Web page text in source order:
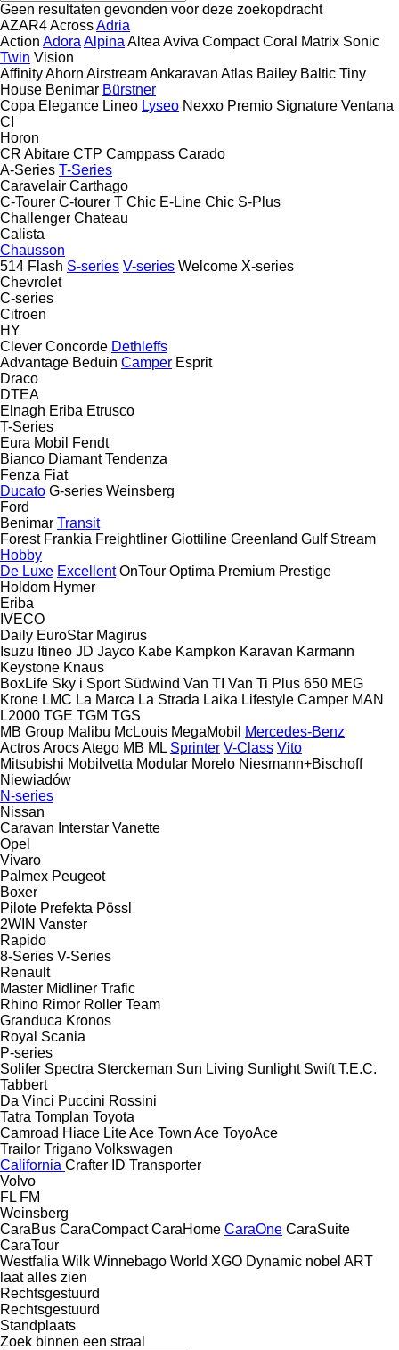
Geen resultaten gevonden voor deze zoekopdracht
AZAR4AcrossAdria
Action Adora Alpina Altea Aviva Compact Coral Matrix Sonic
Twin Vision
AffinityAhorn AirstreamAnkaravan Atlas Bailey Baltic Tiny
House Benimar Bürstner
Copa Elegance Lineo Lyseo Nexxo Premio Signature Ventana
CI
Horon
CR Abitare CTP Camppass Carado
A-Series T-Series
Caravelair Carthago
C-Tourer C-tourer T Chic E-Line Chic S-Plus
Challenger Chateau
Calista
Chausson
514 Flash S-series V-series Welcome X-series
Chevrolet
C-series
Citroen
HY
Clever Concorde Dethleffs
Advantage Beduin Camper Esprit
Draco
DTEA
Elnagh Eriba Etrusco
T-Series
Eura Mobil
Fendt
Bianco Diamant Tendenza
Fenza Fiat
Ducato G-series Weinsberg
Ford
Benimar Transit
Forest Frankia Freightliner Giottiline Greenland Gulf Stream
Hobby
De Luxe Excellent OnTour Optima Premium Prestige
Holdom Hymer
Eriba
IVECO
Daily EuroStar Magirus
Isuzu Itineo JD Jayco Kabe Kampkon Karavan Karmann
Keystone Knaus
BoxLife Sky i Sport Südwind Van TI Van Ti Plus 650 MEG
Krone LMC La Marca La Strada Laika Lifestyle Camper MAN
L2000 TGE TGM TGS
MB Group Malibu McLouis MegaMobil
Mercedes-Benz
ActrosArocsAtego MB ML Sprinter V-Class Vito
Mitsubishi Mobilvetta Modular Morelo Niesmann+Bischoff
Niewiadów
N-series
Nissan
Caravan Interstar Vanette
Opel
Vivaro
Palmex Peugeot
Boxer
Pilote Prefekta Pössl
2WIN Vanster
Rapido
8-Series V-Series
Renault
Master Midliner Trafic
Rhino Rimor Roller Team
Granduca Kronos
Royal Scania
P-series
Solifer Spectra Sterckeman Sun Living Sunlight Swift T.E.C.
Tabbert
Da Vinci Puccini Rossini
Tatra Tomplan Toyota
Camroad Hiace Lite Ace Town Ace ToyoAce
Trailor Trigano Volkswagen
California Crafter ID Transporter
Volvo
FL FM
Weinsberg
CaraBus CaraCompact CaraHome CaraOne CaraSuite
CaraTour
Westfalia Wilk Winnebago World XGO Dynamic nobel ART
laat alles zien
Rechtsgestuurd
Rechtsgestuurd
Standplaats
Zoek binnen een straal